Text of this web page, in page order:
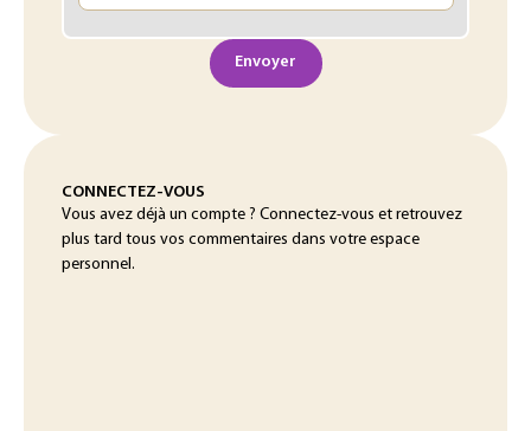
Envoyer
CONNECTEZ-VOUS
Vous avez déjà un compte ? Connectez-vous et retrouvez
plus tard tous vos commentaires dans votre espace
personnel.